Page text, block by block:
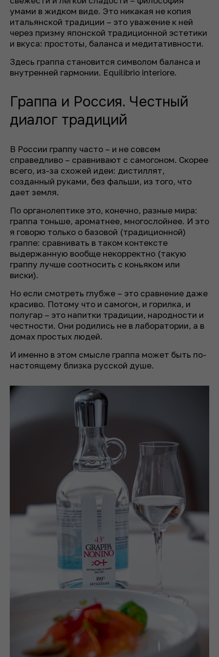
умами в жидком виде. Это никакая не копия
итальянской традиции – это уважение к ней
через призму японской традиционной эстетики
и вкуса: простоты, баланса и медитативности.
Здесь граппа становится символом баланса и
внутренней гармонии. Equilibrio interiore.
Граппа и Россия. Честный
диалог традиций
В России граппу часто – и не совсем
справедливо – сравнивают с самогоном. Скорее
всего, из-за схожей идеи: дистиллят,
созданный руками, без фальши, из того, что
дает земля.
По органолептике это, конечно, разные мира:
граппа тоньше, ароматнее, многослойнее. И это
я говорю только о базовой (традиционной)
граппе: сравнивать в таком контексте
выдержанную вообще некорректно (такую
граппу лучше соотносить с коньяком или
виски).
Но если смотреть глубже – это сравнение даже
красиво. Потому что и самогон, и горилка, и
полугар – это напитки традиции, народности и
честности. Они родились не в лаборатории, а в
домах простых людей.
И именно в этом смысле граппа может быть по-
настоящему близка русской душе.